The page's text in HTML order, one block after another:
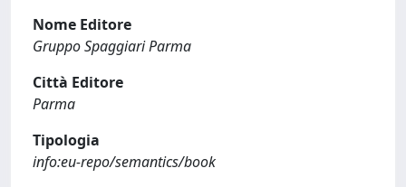
Nome Editore
Gruppo Spaggiari Parma
Città Editore
Parma
Tipologia
info:eu-repo/semantics/book